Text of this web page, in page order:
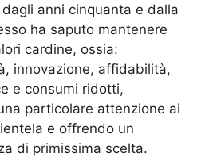
anni cinquanta e dalla
ha saputo mantenere
cardine, ossia:
innovazione, affidabilità,
e consumi ridotti,
particolare attenzione ai
e offrendo un
di primissima scelta.